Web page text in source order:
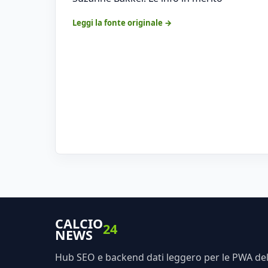
Leggi la fonte originale →
CALCIO
NEWS 24
Hub SEO e backend dati leggero per le PWA